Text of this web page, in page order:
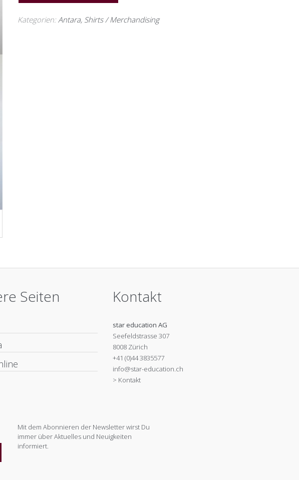
Kategorien: Antara, Shirts / Merchandising
Seiten Kontakt
star education AG
Seefeldstrasse 307
8008 Zürich
+41 (0)44 3835577
info@star-education.ch
> Kontakt
Mit dem Abonnieren der Newsletter wirst Du
immer über Aktuelles und Neuigkeiten
informiert.